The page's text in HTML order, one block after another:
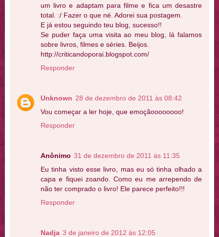
um livro e adaptam para filme e fica um desastre
total. :/ Fazer o que né. Adorei sua postagem.
E já estou seguindo teu blog, sucesso!!
Se puder faça uma visita ao meu blog, lá falamos
sobre livros, filmes e séries. Beijos.
http://criticandoporai.blogspot.com/
Responder
Unknown 28 de dezembro de 2011 às 08:42
Vou começar a ler hoje, que emoçãoooooooo!
Responder
Anônimo 31 de dezembro de 2011 às 11:35
Eu tinha visto esse livro, mas eu só tinha olhado a
capa e fiquei zoando. Como eu me arrependo de
não ter comprado o livro! Ele parece perfeito!!!
Responder
Nadja 3 de janeiro de 2012 às 12:05